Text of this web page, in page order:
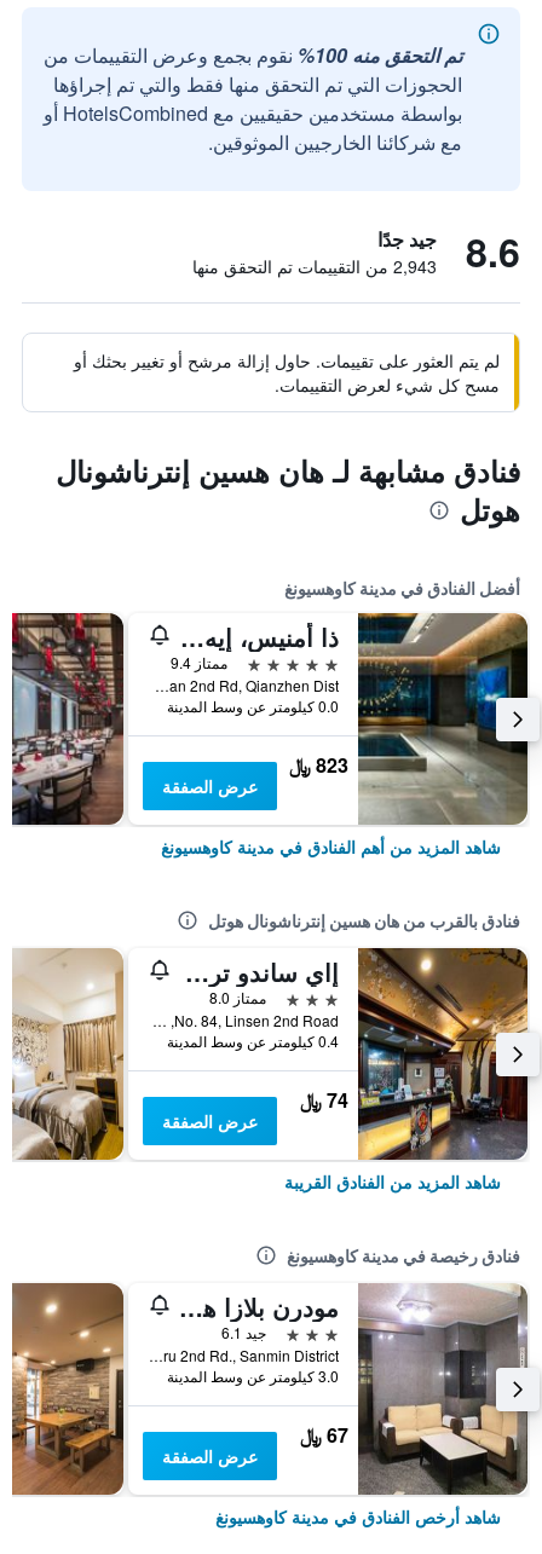
تم التحقق منه 100%
نقوم بجمع وعرض التقييمات من
الحجوزات التي تم التحقق منها فقط والتي تم إجراؤها
بواسطة مستخدمين حقيقيين مع HotelsCombined أو
مع شركائنا الخارجيين الموثوقين.
8.6 جيد جدًا
2,943 من التقييمات تم التحقق منها
لم يتم العثور على تقييمات. حاول إزالة مرشح أو تغيير بحثك أو
مسح كل شيء لعرض التقييمات.
فنادق مشابهة لـ هان هسين إنترناشونال
هوتل
أفضل الفنادق في مدينة كاوهسيونغ
ذا أمنيس، إيه لاكشري كوليكشن هوتل، كاوهسيونج
5 نجوم
ممتاز 9.4
No.199, Zhongshan 2nd Rd, Qianzhen Dist., مدينة كاوهسيونغ, تايوان
0.0 كيلومتر عن وسط المدينة
823 ﷼
عرض الصفقة
شاهد المزيد من أهم الفنادق في مدينة كاوهسيونغ
فنادق بالقرب من هان هسين إنترناشونال هوتل
إاي ساندو ترافيل هوتل
3 نجوم
ممتاز 8.0
No. 84, Linsen 2nd Road, مدينة كاوهسيونغ, تايوان
0.4 كيلومتر عن وسط المدينة
74 ﷼
عرض الصفقة
شاهد المزيد من الفنادق القريبة
فنادق رخيصة في مدينة كاوهسيونغ
مودرن بلازا هوتل
3 نجوم
جيد 6.1
No.332, Jiuru 2nd Rd., Sanmin District, مدينة كاوهسيونغ, تايوان
3.0 كيلومتر عن وسط المدينة
67 ﷼
عرض الصفقة
شاهد أرخص الفنادق في مدينة كاوهسيونغ